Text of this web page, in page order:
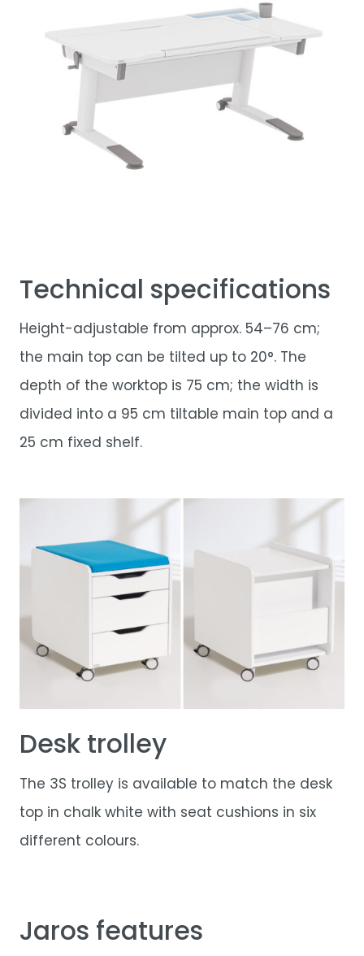
Technical specifications
Height-adjustable from approx. 54–76 cm;
the main top can be tilted up to 20°. The
depth of the worktop is 75 cm; the width is
divided into a 95 cm tiltable main top and a
25 cm fixed shelf.
Desk trolley
The 3S trolley is available to match the desk
top in chalk white with seat cushions in six
different colours.
Jaros features